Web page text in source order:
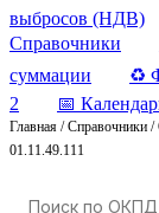
выбросов (НДВ)
Справочники
суммации
♻️
2
📅
Главная /Справочники /
01.11.49.111